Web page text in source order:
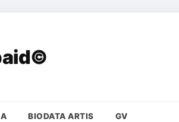
BIODATA ARTIS GV